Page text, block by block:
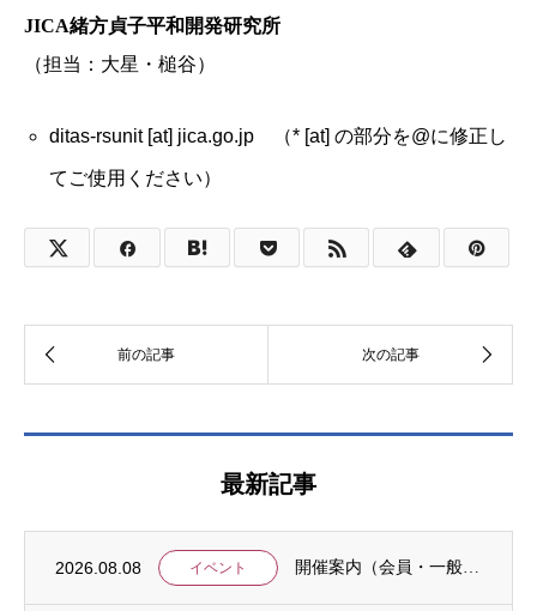
JICA緒方貞子平和開発研究所
（担当：大星・槌谷）
ditas-rsunit [at] jica.go.jp （* [at] の部分を@に修正し
てご使用ください）
最新記事
2026.08.08 イベント